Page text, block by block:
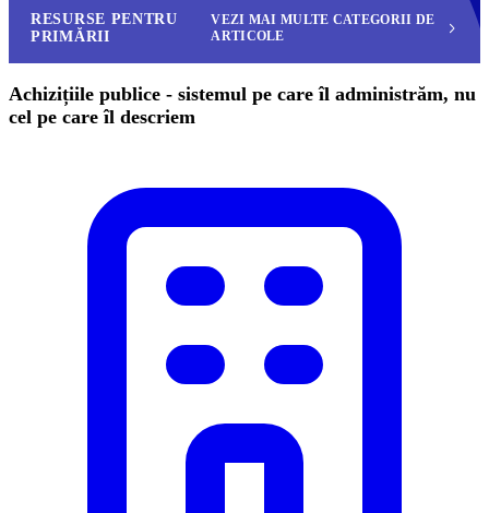
RESURSE PENTRU
PRIMĂRII
VEZI MAI MULTE CATEGORII DE
ARTICOLE
Achizițiile publice - sistemul pe care îl administrăm, nu
cel pe care îl descriem